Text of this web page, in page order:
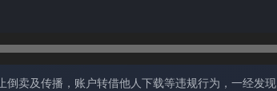
卖及传播，账户转借他人下载等违规行为，一经发现